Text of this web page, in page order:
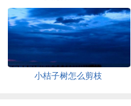
小桔子树怎么剪枝